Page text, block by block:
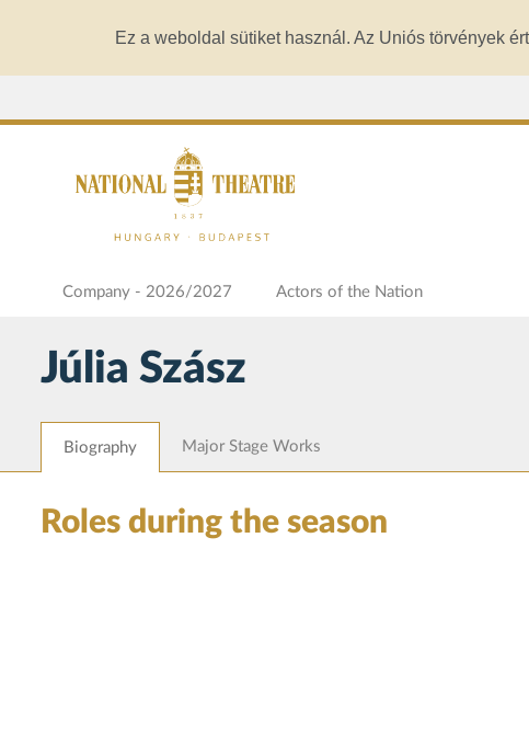
Ez a weboldal sütiket használ. Az Uniós törvények
Company - 2026/2027 Actors of the Nation
Júlia Szász
Biography Major Stage Works
Roles during the season